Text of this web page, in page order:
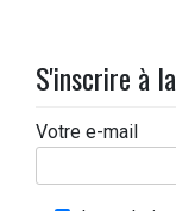
S'inscrire à
Votre e-mail